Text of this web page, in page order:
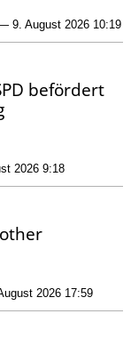
9. August 2026 10:19
befördert
2026 9:18
2026 17:59